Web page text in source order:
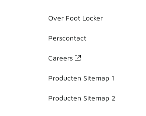
Over Foot Locker
Perscontact
Careers
Producten Sitemap 1
Producten Sitemap 2